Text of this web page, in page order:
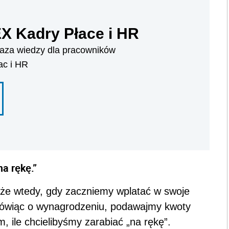
Kadry Płace i HR
wiedzy dla pracowników
i HR
rękę.”
wtedy, gdy zaczniemy wplatać w swoje
o wynagrodzeniu, podawajmy kwoty
ile chcielibyśmy zarabiać „na rękę”.